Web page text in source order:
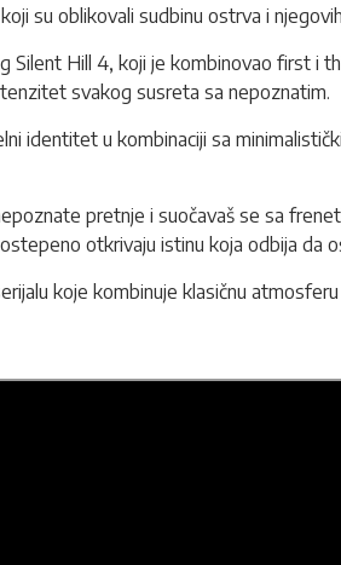
su oblikovali sudbinu ostrva i
Silent Hill 4, koji je kombinovao first i
svakog susreta sa nepoznatim.
identitet u kombinaciji sa
pretnje i suočavaš se sa
otkrivaju istinu koja odbija da
koje kombinuje klasičnu